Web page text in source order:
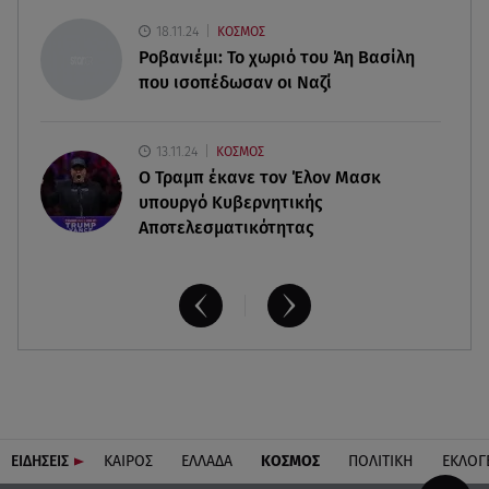
08.08.26 , 14:00
Summer fling: Γιατί να πεις ναι σε έναν
καλοκαιρινό έρωτα
18.11.24 ΚΟΣΜΟΣ
Ροβανιέμι: Το χωριό του Άη Βασίλη
που ισοπέδωσαν οι Ναζί
13.11.24 ΚΟΣΜΟΣ
O Τραμπ έκανε τον Έλον Μασκ
υπουργό Κυβερνητικής
Αποτελεσματικότητας
ΕΙΔΗΣΕΙΣ ΚΑΙΡΟΣ ΕΛΛΑΔΑ ΚΟΣΜΟΣ ΠΟΛΙΤΙΚΗ